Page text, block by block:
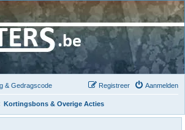
& Gedragscode Aanmelden
Registreer
Kortingsbons & Overige Acties